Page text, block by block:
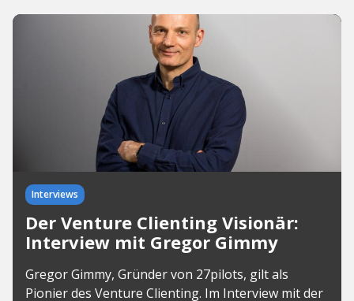
Interviews
Der Venture Clienting Visionär:
Interview mit Gregor Gimmy
Gregor Gimmy, Gründer von 27pilots, gilt als
Pionier des Venture Clienting. Im Interview mit der